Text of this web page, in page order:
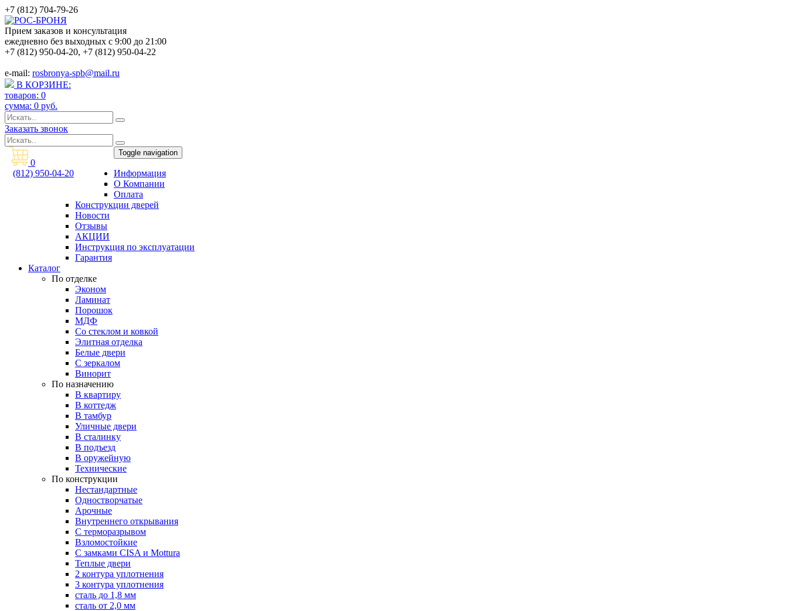
+7 (812) 704-79-26
Прием заказов и консультация
ежедневно без выходных с 9:00 до 21:00
+7 (812) 950-04-20, +7 (812) 950-04-22
e-mail: rosbronya-spb@mail.ru
В КОРЗИНЕ:
товаров: 0
сумма: 0 руб.
Заказать звонок
0
(812) 950-04-20
rosbronya-spb@mail.ru
Toggle navigation
Информация
О Компании
Оплата
Конструкции дверей
Новости
Отзывы
АКЦИИ
Инструкция по эксплуатации
Гарантия
Каталог
По отделке
Эконом
Ламинат
Порошок
МДФ
Со стеклом и ковкой
Элитная отделка
Белые двери
С зеркалом
Винорит
По назначению
В квартиру
В коттедж
В тамбур
Уличные двери
В сталинку
В подъезд
В оружейную
Технические
По конструкции
Нестандартные
Одностворчатые
Арочные
Внутреннего открывания
С терморазрывом
Взломостойкие
С замками CISA и Mottura
Теплые двери
2 контура уплотнения
3 контура уплотнения
сталь до 1,8 мм
сталь от 2,0 мм